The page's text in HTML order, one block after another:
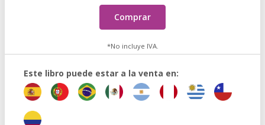
Comprar
*No incluye IVA.
Este libro puede estar a la venta en: